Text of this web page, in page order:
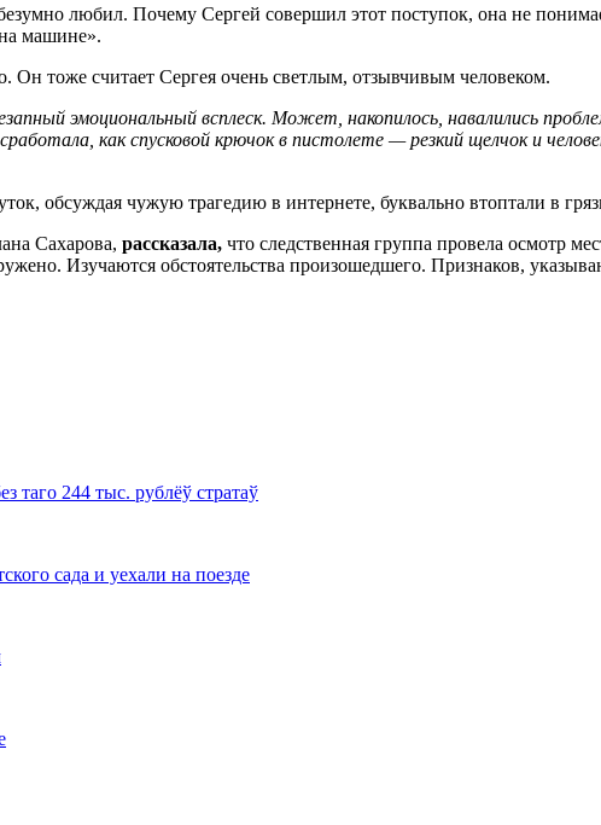
любил. Почему Сергей совершил этот поступок, она не
машине».
тоже считает Сергея очень светлым, отзывчивым человеком.
эмоциональный всплеск. Может, накопилось, навалились
как спусковой крючок в пистолете — резкий щелчок и
обсуждая чужую трагедию в интернете, буквально втоптали в
Сахарова, рассказала, что следственная группа провела осмотр
Изучаются обстоятельства произошедшего. Признаков,
таго 244 тыс. рублёў стратаў
сада и уехали на поезде